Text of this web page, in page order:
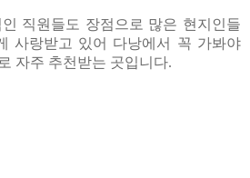
직원들도 장점으로 많은 현지인들
사랑받고 있어 다낭에서 꼭 가봐야
자주 추천받는 곳입니다.